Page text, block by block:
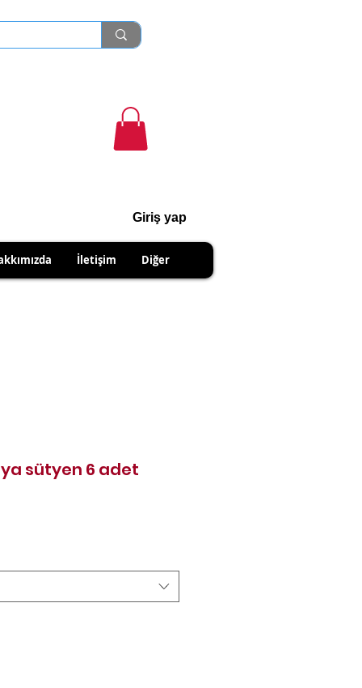
Giriş yap
İletişim Diğer
sütyen 6 adet